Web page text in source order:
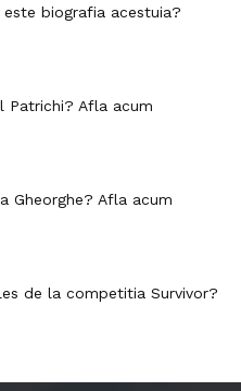
este biografia acestuia?
Patrichi? Afla acum
Gheorghe? Afla acum
de la competitia Survivor?